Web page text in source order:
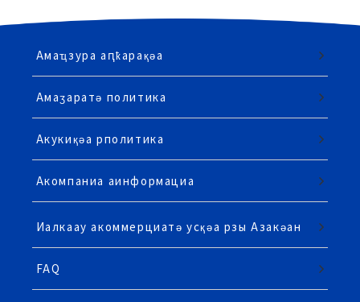
Амаҵзура аԥҟарақәа
Амаӡаратә политика
Акукиқәа рполитика
Акомпаниа аинформациа
Иалкаау акоммерциатә усқәа рзы Азакәан
FAQ